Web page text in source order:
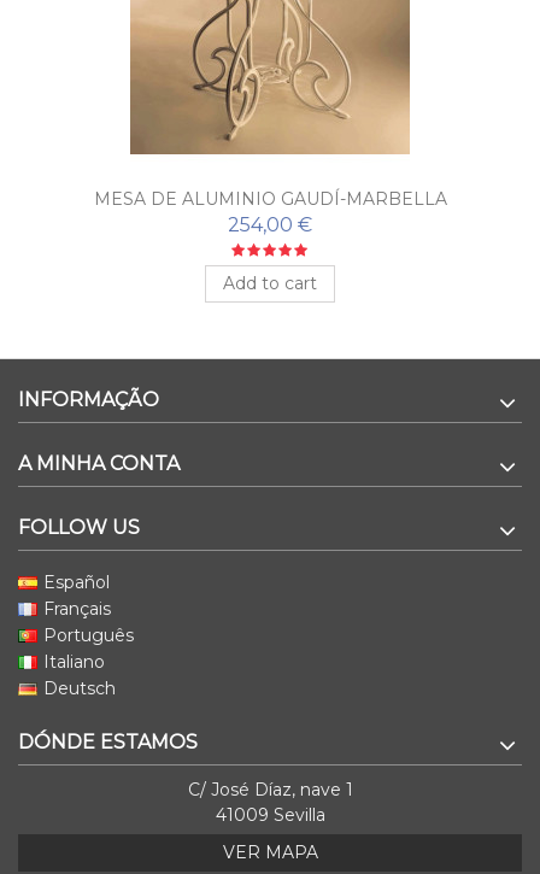
MESA DE ALUMINIO GAUDÍ-MARBELLA
254,00 €
Add to cart
INFORMAÇÃO
A MINHA CONTA
FOLLOW US
Español
Français
Português
Italiano
Deutsch
DÓNDE ESTAMOS
C/ José Díaz, nave 1
41009 Sevilla
VER MAPA